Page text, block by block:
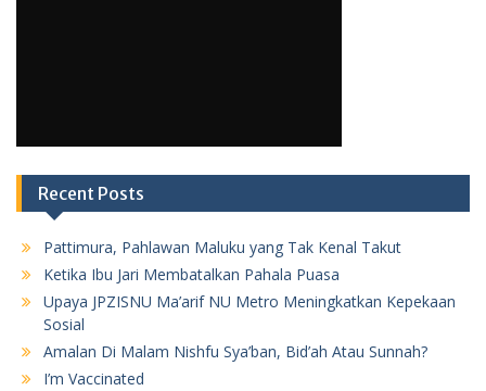
Recent Posts
Pattimura, Pahlawan Maluku yang Tak Kenal Takut
Ketika Ibu Jari Membatalkan Pahala Puasa
Upaya JPZISNU Ma’arif NU Metro Meningkatkan Kepekaan
Sosial
Amalan Di Malam Nishfu Sya’ban, Bid’ah Atau Sunnah?
I’m Vaccinated